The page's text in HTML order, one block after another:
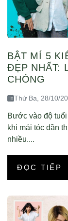
BẬT MÍ 5
ĐẸP NHẤT:
CHÓNG
Thứ Ba, 28/10/
Bước vào độ
khi mái tóc dần
nhiều....
ĐỌC TIẾP